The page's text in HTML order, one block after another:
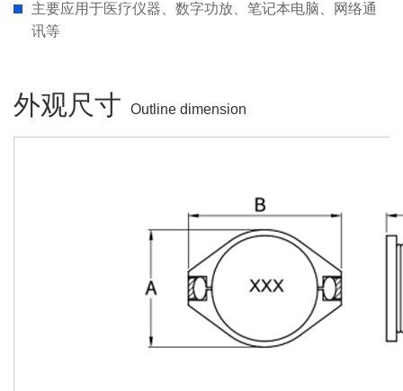
主要应用于医疗仪器、数字功放、笔记本电脑、网络通
讯等
外观尺寸 Outline dimension